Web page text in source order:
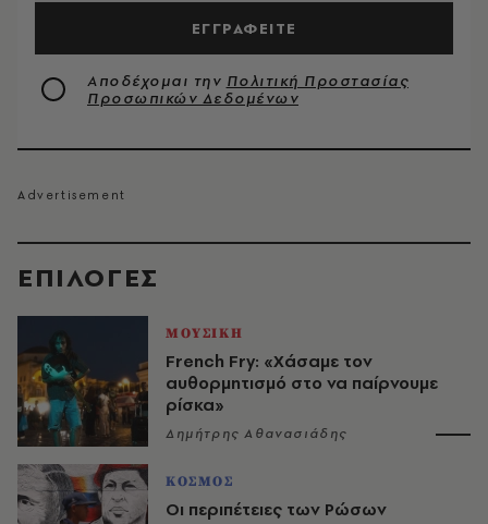
EΠΙΛΟΓΈΣ
ΜΟΥΣΙΚΗ
French Fry: «Χάσαμε τον
αυθορμητισμό στο να παίρνουμε
ρίσκα»
Δημήτρης Αθανασιάδης
ΚΟΣΜΟΣ
Οι περιπέτειες των Ρώσων
ΕΓΓΡΑΦΕΙΤΕ
Αποδέχομαι την Πολιτική Προστασίας
Προσωπικών Δεδομένων